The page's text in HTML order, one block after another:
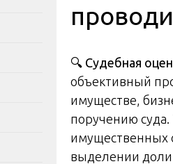
🔍 Судебная
объективный
имуществе,
поручению суда.
имущественных
выделении доли